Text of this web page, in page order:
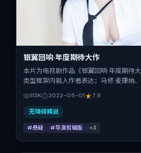
银翼回响·年度期待大作
本片为电视剧作品《银翼回响·年度期待
类型框架内融入作者表达；马修·麦康纳
疑，主拍摄地与出品背景为中国台湾。上
日（公映登记日 2022-05-01），全片
113K 2022-05-01 7.9
无障碍解说
#悬疑 #导演剪辑版 +3